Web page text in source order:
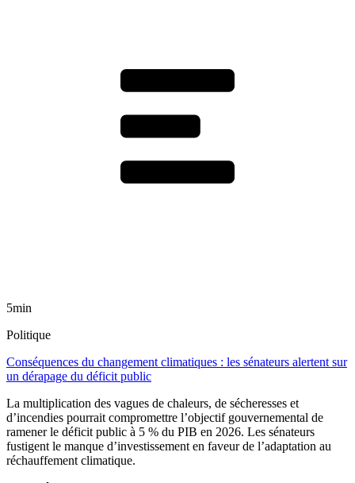
5min
Politique
Conséquences du changement climatiques : les sénateurs alertent sur
un dérapage du déficit public
La multiplication des vagues de chaleurs, de sécheresses et
d’incendies pourrait compromettre l’objectif gouvernemental de
ramener le déficit public à 5 % du PIB en 2026. Les sénateurs
fustigent le manque d’investissement en faveur de l’adaptation au
réchauffement climatique.